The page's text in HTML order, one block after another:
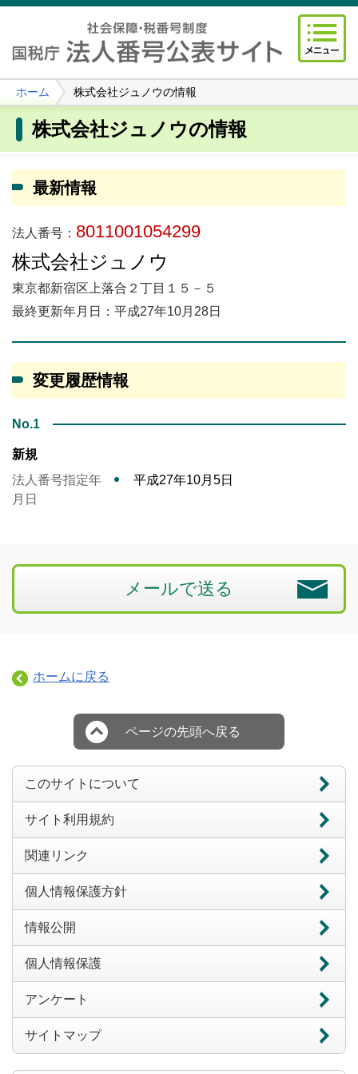
ホーム 株式会社ジュノウの情報
株式会社ジュノウの情報
最新情報
法人番号： 8011001054299
株式会社ジュノウ
東京都新宿区上落合２丁目１５－５
最終更新年月日：平成27年10月28日
変更履歴情報
No.1
新規
法人番号指定年
月日
平成27年10月5日
メールで送る
ホームに戻る
ページの先頭へ戻る
このサイトについて
サイト利用規約
関連リンク
個人情報保護方針
情報公開
個人情報保護
アンケート
サイトマップ